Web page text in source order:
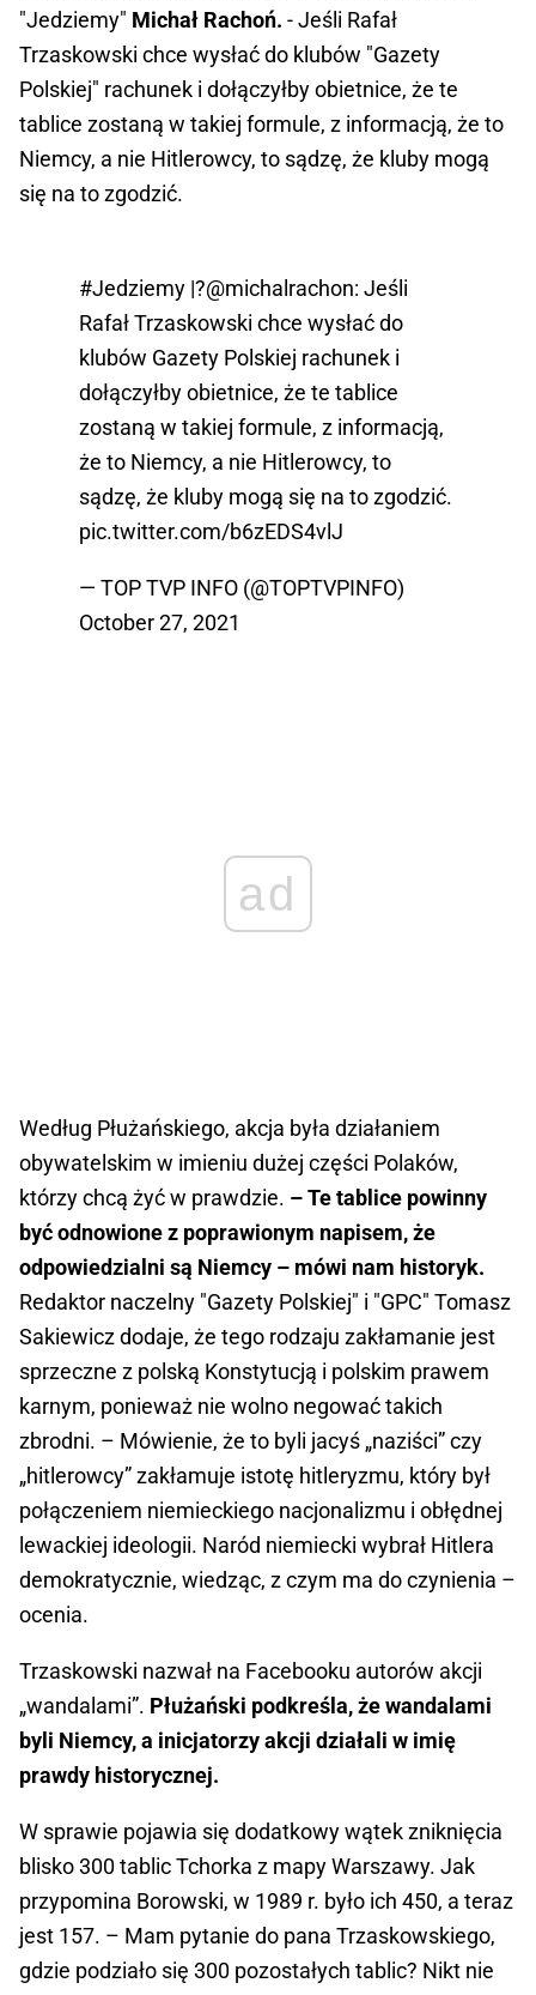
"Jedziemy" Michał Rachoń. - Jeśli Rafał
Trzaskowski chce wysłać do klubów "Gazety
Polskiej" rachunek i dołączyłby obietnice, że te
tablice zostaną w takiej formule, z informacją, że to
Niemcy, a nie Hitlerowcy, to sądzę, że kluby mogą
się na to zgodzić.
#Jedziemy |?@michalrachon: Jeśli
Rafał Trzaskowski chce wysłać do
klubów Gazety Polskiej rachunek i
dołączyłby obietnice, że te tablice
zostaną w takiej formule, z informacją,
że to Niemcy, a nie Hitlerowcy, to
sądzę, że kluby mogą się na to zgodzić.
pic.twitter.com/b6zEDS4vlJ
— TOP TVP INFO (@TOPTVPINFO)
October 27, 2021
ad
Według Płużańskiego, akcja była działaniem
obywatelskim w imieniu dużej części Polaków,
którzy chcą żyć w prawdzie. – Te tablice powinny
być odnowione z poprawionym napisem, że
odpowiedzialni są Niemcy – mówi nam historyk.
Redaktor naczelny "Gazety Polskiej" i "GPC" Tomasz
Sakiewicz dodaje, że tego rodzaju zakłamanie jest
sprzeczne z polską Konstytucją i polskim prawem
karnym, ponieważ nie wolno negować takich
zbrodni. – Mówienie, że to byli jacyś „naziści” czy
„hitlerowcy” zakłamuje istotę hitleryzmu, który był
połączeniem niemieckiego nacjonalizmu i obłędnej
lewackiej ideologii. Naród niemiecki wybrał Hitlera
demokratycznie, wiedząc, z czym ma do czynienia –
ocenia.
Trzaskowski nazwał na Facebooku autorów akcji
„wandalami”. Płużański podkreśla, że wandalami
byli Niemcy, a inicjatorzy akcji działali w imię
prawdy historycznej.
W sprawie pojawia się dodatkowy wątek zniknięcia
blisko 300 tablic Tchorka z mapy Warszawy. Jak
przypomina Borowski, w 1989 r. było ich 450, a teraz
jest 157. – Mam pytanie do pana Trzaskowskiego,
gdzie podziało się 300 pozostałych tablic? Nikt nie